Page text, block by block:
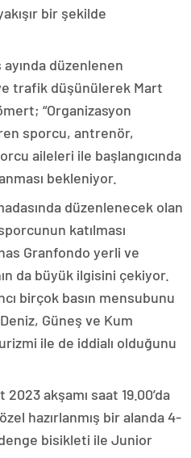
bir şekilde
ayında düzenlenen
trafik düşünülerek Mart
“Organizasyon
sporcu, antrenör,
aileleri ile başlangıcında
bekleniyor.
düzenlenecek olan
katılması
Granfondo yerli ve
da büyük ilgisini çekiyor.
birçok basın mensubunu
Güneş ve Kum
ile de iddialı olduğunu
akşamı saat 19.00’da
hazırlanmış bir alanda 4-
bisikleti ile Junior